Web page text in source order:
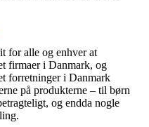
for alle og enhver at
firmaer i Danmark, og
forretninger i Danmark
på produkterne – til børn
og endda nogle